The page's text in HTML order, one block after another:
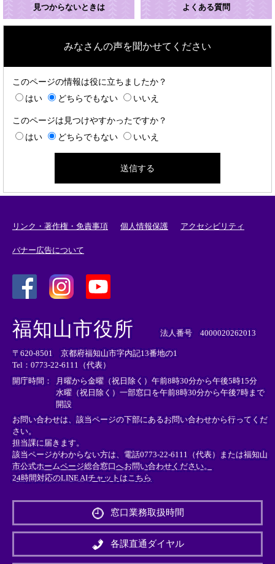
見つからないときは よくある質問
みなさんの声を聞かせてください
このページの情報は役に立ちましたか？
はい
どちらでもない いいえ
このページは見つけやすかったですか？
はい
どちらでもない いいえ
リンク・著作権・免責事項 個人情報保護 アクセシビリティ
バナー広告について
外
部
リ
ン
ク
＞
外
リ
ン
ク
＞
外
部
ン
ク
＞
福知山市役所 法人番号 4000020262013
〒620-8501 京都府福知山市字内記13番地の1
Tel：0773-22-6111（代表）
開庁時間：
月曜から金曜（祝日除く）午前8時30分から午後5時15分
水曜（祝日除く）一部窓口を午前8時30分から午後7時まで
開設
お問い合わせは、該当ページの下部にあるお問い合わせから行ってくだ
さい。
担当課に届きます。
該当ページがわからない方は、電話0773-22-6111（代表）または福知山
市公式ホームページ総合窓口へお問い合わせください。
24時間対応のLINE AIチャットはこちら
外
リ
ン
＞
窓口業務取扱時間
各課直通ダイヤル